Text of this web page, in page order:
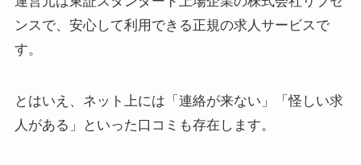
ンスで、安心して利用できる正規の求人サービスで
す。
とはいえ、ネット上には「連絡が来ない」「怪しい求
人がある」といった口コミも存在します。